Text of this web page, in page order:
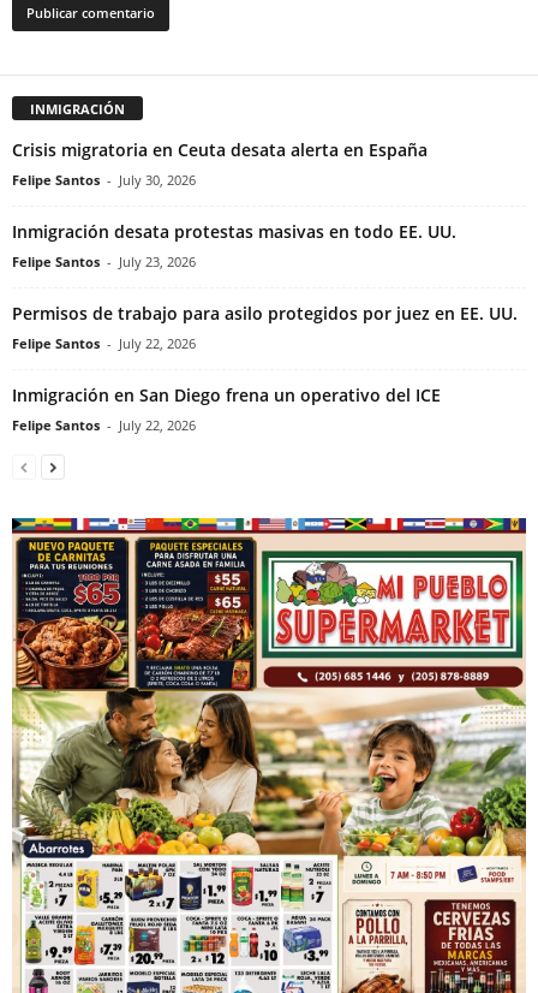
INMIGRACIÓN
Crisis migratoria en Ceuta desata alerta en España
Felipe Santos - July 30, 2026
Inmigración desata protestas masivas en todo EE. UU.
Felipe Santos - July 23, 2026
Permisos de trabajo para asilo protegidos por juez en EE. UU.
Felipe Santos - July 22, 2026
Inmigración en San Diego frena un operativo del ICE
Felipe Santos - July 22, 2026